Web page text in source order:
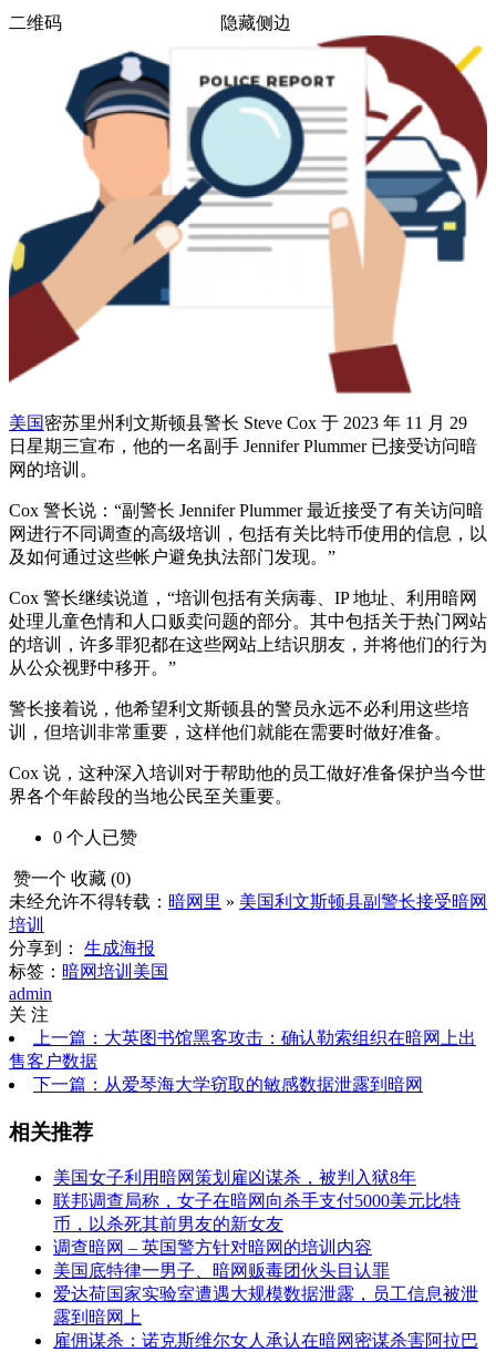
二维码 隐藏侧边
美国密苏里州利文斯顿县警长 Steve Cox 于 2023 年 11 月 29
日星期三宣布，他的一名副手 Jennifer Plummer 已接受访问暗
网的培训。
Cox 警长说：“副警长 Jennifer Plummer 最近接受了有关访问暗
网进行不同调查的高级培训，包括有关比特币使用的信息，以
及如何通过这些帐户避免执法部门发现。”
Cox 警长继续说道，“培训包括有关病毒、IP 地址、利用暗网
处理儿童色情和人口贩卖问题的部分。其中包括关于热门网站
的培训，许多罪犯都在这些网站上结识朋友，并将他们的行为
从公众视野中移开。”
警长接着说，他希望利文斯顿县的警员永远不必利用这些培
训，但培训非常重要，这样他们就能在需要时做好准备。
Cox 说，这种深入培训对于帮助他的员工做好准备保护当今世
界各个年龄段的当地公民至关重要。
0 个人 已赞
赞一个 收藏 (0)
未经允许不得转载： 暗网里 » 美国利文斯顿县副警长接受暗网
培训
分享到：
生成海报
标签： 暗网培训 美国
admin
关 注
上一篇：大英图书馆黑客攻击：确认勒索组织在暗网上出
售客户数据
下一篇：从爱琴海大学窃取的敏感数据泄露到暗网
相关推荐
美国女子利用暗网策划雇凶谋杀，被判入狱8年
联邦调查局称，女子在暗网向杀手支付5000美元比特
币，以杀死其前男友的新女友
调查暗网 – 英国警方针对暗网的培训内容
美国底特律一男子、暗网贩毒团伙头目认罪
爱达荷国家实验室遭遇大规模数据泄露，员工信息被泄
露到暗网上
雇佣谋杀：诺克斯维尔女人承认在暗网密谋杀害阿拉巴